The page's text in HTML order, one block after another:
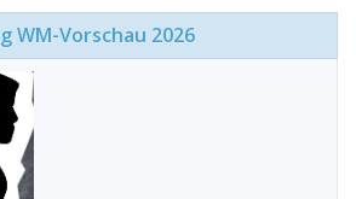
WM-Vorschau 2026